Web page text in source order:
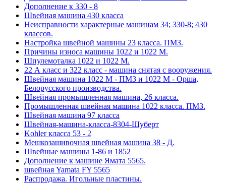
Дополнение к 330 - 8
Швейная машина 430 класса
Неисправности характерные машинам 34; 330-8; 430
классов.
Настройка швейной машины 23 класса. ПМЗ.
Причины износа машины 1022 и 1022 М.
Шпулемоталка 1022 и 1022 М.
22 А класс и 322 класс - машина снятая с вооружения.
Швейная машина 1022 М - ПМЗ и 1022 М - Орша,
Белорусского производства.
Швейная промышленная машина, 26 класса.
Промышленная швейная машина 1022 класса. ПМЗ.
Швейная машина 97 класса
Швейная-машина-класса-8304-Шуберт
Kohler класса 53 - 2
Мешкозашивочная швейная машина 38 - Д.
Швейные машины 1-86 и 1852
Дополнение к машине Ямата 5565.
швейная Yamata FY 5565
Распродажа. Игольные пластины.